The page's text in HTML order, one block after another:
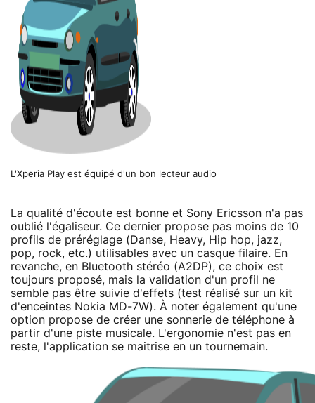
L'Xperia Play est équipé d'un bon lecteur audio
La qualité d'écoute est bonne et Sony Ericsson n'a pas
oublié l'égaliseur. Ce dernier propose pas moins de 10
profils de préréglage (Danse, Heavy, Hip hop, jazz,
pop, rock, etc.) utilisables avec un casque filaire. En
revanche, en Bluetooth stéréo (A2DP), ce choix est
toujours proposé, mais la validation d'un profil ne
semble pas être suivie d'effets (test réalisé sur un kit
d'enceintes Nokia MD-7W). À noter également qu'une
option propose de créer une sonnerie de téléphone à
partir d'une piste musicale. L'ergonomie n'est pas en
reste, l'application se maitrise en un tournemain.